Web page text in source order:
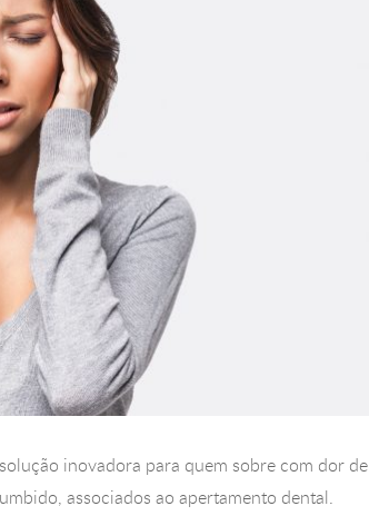
inovadora para quem sobre com dor de
associados ao apertamento dental.